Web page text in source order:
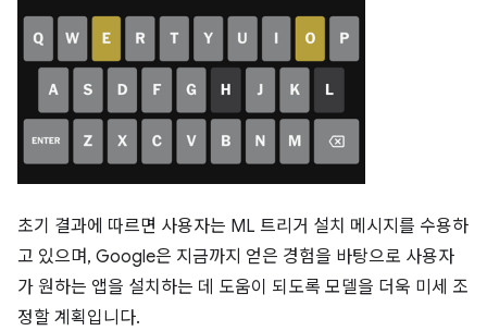
초기 결과에 따르면 사용자는 ML 트리거 설치 메시지를 수용하
고 있으며, Google은 지금까지 얻은 경험을 바탕으로 사용자
가 원하는 앱을 설치하는 데 도움이 되도록 모델을 더욱 미세 조
정할 계획입니다.